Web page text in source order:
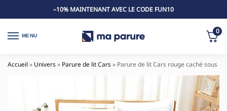
–10% MAINTENANT AVEC LE CODE FUN10
MENU
0
Accueil » Univers» Parure de lit Cars» Parure de lit Cars rouge caché sous